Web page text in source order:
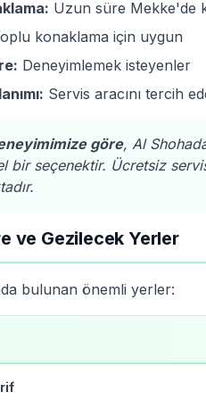
Uzun süre Mekke'de
konaklama için uygun
Deneyimlemek isteyenler
Servis aracını tercih
göre, Al
bir seçenektir. Ücretsiz
ve Gezilecek Yerler
bulunan önemli yerler: